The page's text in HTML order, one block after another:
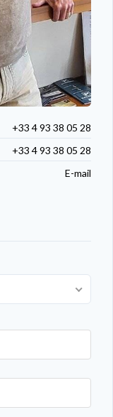
+33 4 93 38 05 28
+33 4 93 38 05 28
E-mail